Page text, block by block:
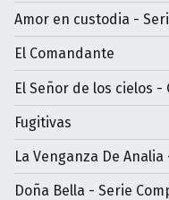
Amor en custodia -
El Comandante
El Señor de los cielos -
Fugitivas
La Venganza De
Doña Bella - Serie